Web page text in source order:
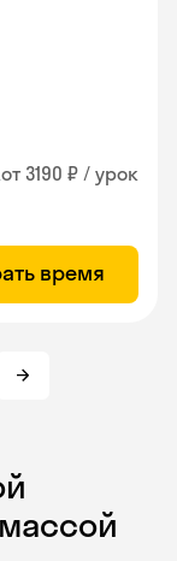
от 3190 ₽ / урок
время